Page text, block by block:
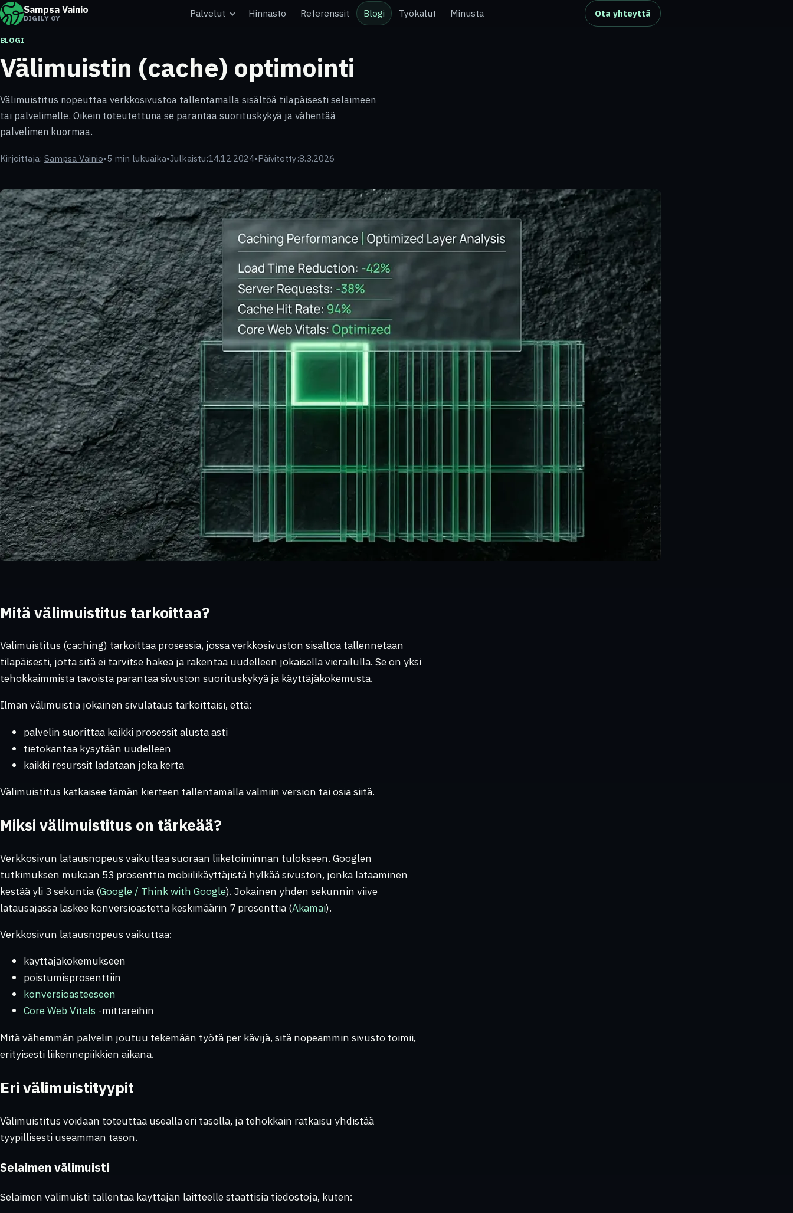
Sampsa Vainio
DIGILY OY Palvelut Hinnasto Referenssit Blogi Työkalut Minusta Ota yhteyttä
BLOGI
Välimuistin (cache) optimointi
Välimuistitus nopeuttaa verkkosivustoa tallentamalla sisältöä tilapäisesti selaimeen
tai palvelimelle. Oikein toteutettuna se parantaa suorituskykyä ja vähentää
palvelimen kuormaa.
Kirjoittaja: Sampsa Vainio•5 min lukuaika•Julkaistu:14.12.2024•Päivitetty:8.3.2026
Mitä välimuistitus tarkoittaa?
Välimuistitus (caching) tarkoittaa prosessia, jossa verkkosivuston sisältöä tallennetaan
tilapäisesti, jotta sitä ei tarvitse hakea ja rakentaa uudelleen jokaisella vierailulla. Se on yksi
tehokkaimmista tavoista parantaa sivuston suorituskykyä ja käyttäjäkokemusta.
Ilman välimuistia jokainen sivulataus tarkoittaisi, että:
palvelin suorittaa kaikki prosessit alusta asti
tietokantaa kysytään uudelleen
kaikki resurssit ladataan joka kerta
Välimuistitus katkaisee tämän kierteen tallentamalla valmiin version tai osia siitä.
Miksi välimuistitus on tärkeää?
Verkkosivun latausnopeus vaikuttaa suoraan liiketoiminnan tulokseen. Googlen
tutkimuksen mukaan 53 prosenttia mobiilikäyttäjistä hylkää sivuston, jonka lataaminen
kestää yli 3 sekuntia (Google / Think with Google). Jokainen yhden sekunnin viive
latausajassa laskee konversioastetta keskimäärin 7 prosenttia (Akamai).
Verkkosivun latausnopeus vaikuttaa:
käyttäjäkokemukseen
poistumisprosenttiin
konversioasteeseen
Core Web Vitals -mittareihin
Mitä vähemmän palvelin joutuu tekemään työtä per kävijä, sitä nopeammin sivusto toimii,
erityisesti liikennepiikkien aikana.
Eri välimuistityypit
Välimuistitus voidaan toteuttaa usealla eri tasolla, ja tehokkain ratkaisu yhdistää
tyypillisesti useamman tason.
Selaimen välimuisti
Selaimen välimuisti tallentaa käyttäjän laitteelle staattisia tiedostoja, kuten: